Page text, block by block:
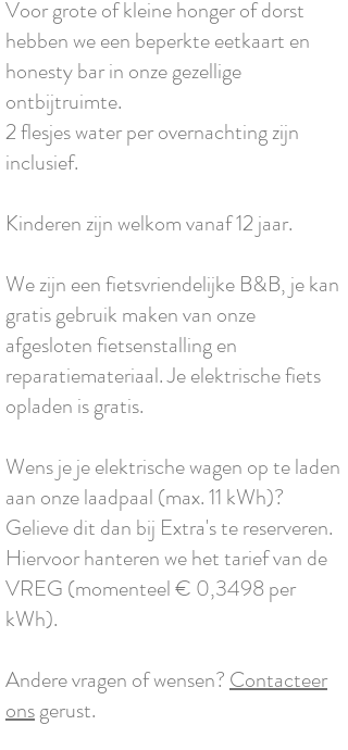
Voor grote of kleine honger of dorst
hebben we een beperkte eetkaart en
honesty bar in onze gezellige
ontbijtruimte.
2 flesjes water per overnachting zijn
inclusief.
Kinderen zijn welkom vanaf 12 jaar.
We zijn een fietsvriendelijke B&B, je kan
gratis gebruik maken van onze
afgesloten fietsenstalling en
reparatiemateriaal. Je elektrische fiets
opladen is gratis.
Wens je je elektrische wagen op te laden
aan onze laadpaal (max. 11 kWh)?
Gelieve dit dan bij Extra's te reserveren.
Hiervoor hanteren we het tarief van de
VREG (momenteel € 0,3498 per
kWh).
Andere vragen of wensen?Contacteer
onsgerust.